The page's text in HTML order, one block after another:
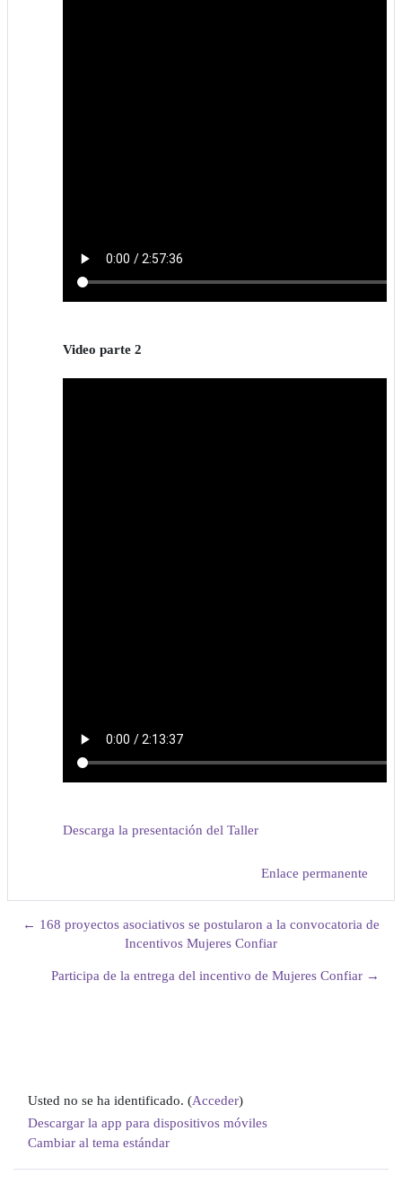
Video parte 2
Descarga la presentación del Taller
Enlace permanente
← 168 proyectos asociativos se postularon a la convocatoria de
Incentivos Mujeres Confiar
Participa de la entrega del incentivo de Mujeres Confiar →
Usted no se ha identificado. (Acceder)
Descargar la app para dispositivos móviles
Cambiar al tema estándar